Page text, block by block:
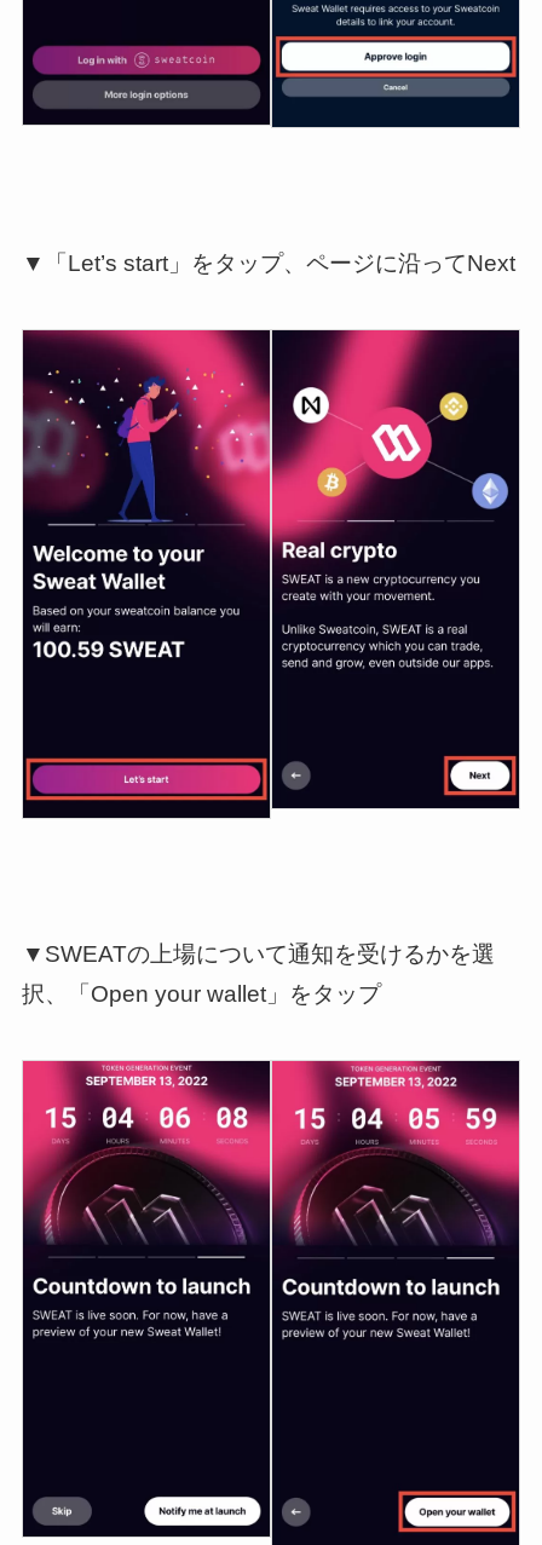
▼「Let’s start」をタップ、ページに沿ってNext
▼SWEATの上場について通知を受けるかを選
択、「Open your wallet」をタップ